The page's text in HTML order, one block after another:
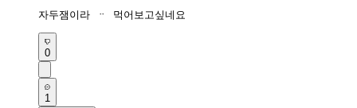
자두잼이라 ᆢ 먹어보고싶네요
0
1